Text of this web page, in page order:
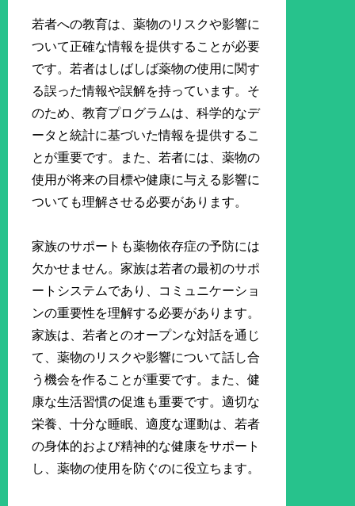
若者への教育は、薬物のリスクや影響に
ついて正確な情報を提供することが必要
です。若者はしばしば薬物の使用に関す
る誤った情報や誤解を持っています。そ
のため、教育プログラムは、科学的なデ
ータと統計に基づいた情報を提供するこ
とが重要です。また、若者には、薬物の
使用が将来の目標や健康に与える影響に
ついても理解させる必要があります。
家族のサポートも薬物依存症の予防には
欠かせません。家族は若者の最初のサポ
ートシステムであり、コミュニケーショ
ンの重要性を理解する必要があります。
家族は、若者とのオープンな対話を通じ
て、薬物のリスクや影響について話し合
う機会を作ることが重要です。また、健
康な生活習慣の促進も重要です。適切な
栄養、十分な睡眠、適度な運動は、若者
の身体的および精神的な健康をサポート
し、薬物の使用を防ぐのに役立ちます。